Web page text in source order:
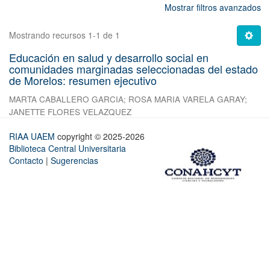
Mostrar filtros avanzados
Mostrando recursos 1-1 de 1
Educación en salud y desarrollo social en
comunidades marginadas seleccionadas del estado
de Morelos: resumen ejecutivo
MARTA CABALLERO GARCIA; ROSA MARIA VARELA GARAY;
JANETTE FLORES VELAZQUEZ
RIAA UAEM copyright © 2025-2026
Biblioteca Central Universitaria
Contacto | Sugerencias